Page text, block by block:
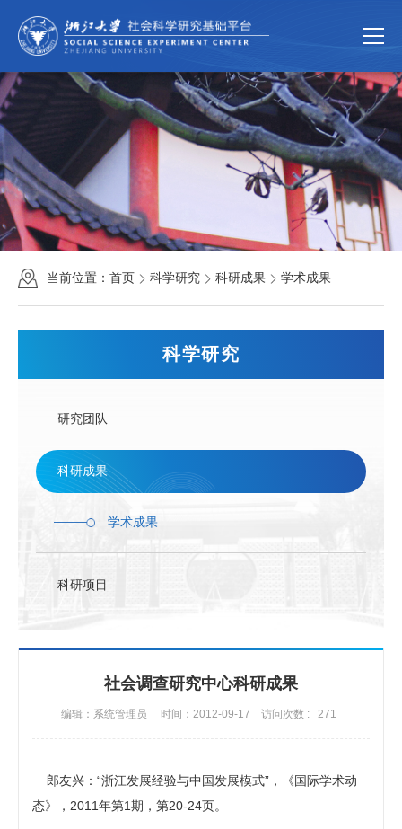
首页
关于我们
平台简介
组织机构
规章制度
新闻动态
新闻速递
通知公告
科学研究
研究团队
科研成果
科研项目当前位置： 首页 科学研究 科研成果 学术成果
科学研究
研究团队
科研成果
学术成果
科研项目
社会调查研究中心科研成果
编辑：系统管理员 时间：2012-09-17 访问次数 : 271
郎友兴：“浙江发展经验与中国发展模式”，《国际学术动
态》，2011年第1期，第20-24页。